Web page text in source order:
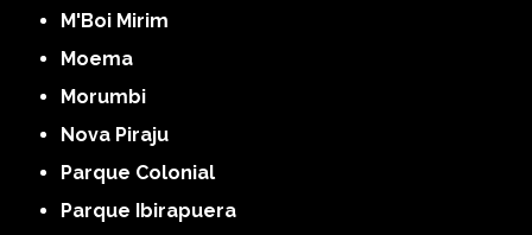
M'Boi Mirim
Moema
Morumbi
Nova Piraju
Parque Colonial
Parque Ibirapuera